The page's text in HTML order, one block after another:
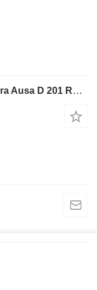
Motor Kubota V1405 na mini dumpera Ausa D 201 RHGS